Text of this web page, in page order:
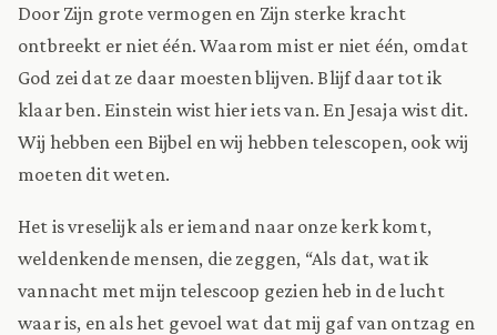
Door Zijn grote vermogen en Zijn sterke kracht
ontbreekt er niet één. Waarom mist er niet één, omdat
God zei dat ze daar moesten blijven. Blijf daar tot ik
klaar ben. Einstein wist hier iets van. En Jesaja wist dit.
Wij hebben een Bijbel en wij hebben telescopen, ook wij
moeten dit weten.
Het is vreselijk als er iemand naar onze kerk komt,
weldenkende mensen, die zeggen, “Als dat, wat ik
vannacht met mijn telescoop gezien heb in de lucht
waar is, en als het gevoel wat dat mij gaf van ontzag en